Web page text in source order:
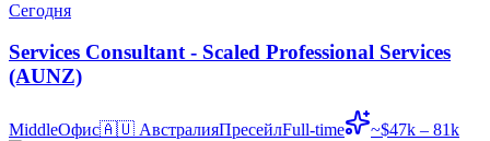
Сегодня
Services Consultant - Scaled Professional Services
(AUNZ)
MiddleОфис🇦🇺 АвстралияПресейлFull-time ~$47k – 81k